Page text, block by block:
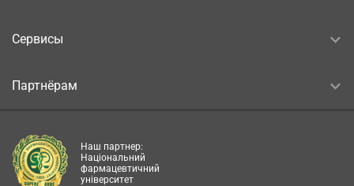
Сервисы
Партнёрам
Наш партнер:
Національний
фармацевтичний
університет